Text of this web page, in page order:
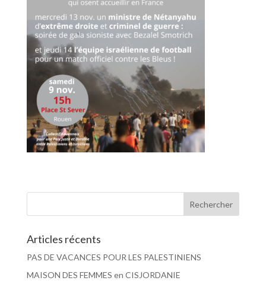
Articles récents
PAS DE VACANCES POUR LES PALESTINIENS
MAISON DES FEMMES en CISJORDANIE